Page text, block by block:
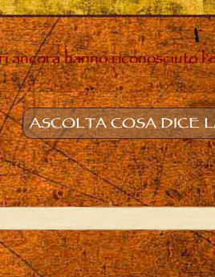
ancora hanno riconosciuto
ASCOLTA COSA DICE